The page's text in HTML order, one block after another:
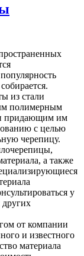
из стали
полимерным
придающим им
с целью
черепицу.
а также
у
от компании
и известного
материала